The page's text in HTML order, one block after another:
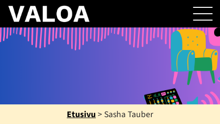
Etusivu > Sasha Tauber